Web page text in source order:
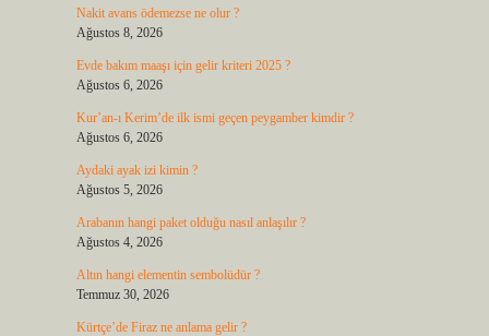
Nakit avans ödemezse ne olur ?
Ağustos 8, 2026
Evde bakım maaşı için gelir kriteri 2025 ?
Ağustos 6, 2026
Kur’an-ı Kerim’de ilk ismi geçen peygamber kimdir ?
Ağustos 6, 2026
Aydaki ayak izi kimin ?
Ağustos 5, 2026
Arabanın hangi paket olduğu nasıl anlaşılır ?
Ağustos 4, 2026
Altın hangi elementin sembolüdür ?
Temmuz 30, 2026
Kürtçe’de Firaz ne anlama gelir ?